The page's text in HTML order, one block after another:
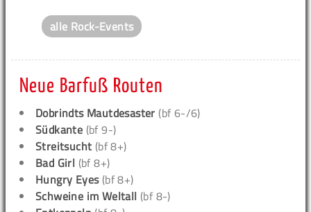
alle Rock-Events
Neue Barfuß Routen
Dobrindts Mautdesaster (bf 6-/6)
Südkante (bf 9-)
Streitsucht (bf 8+)
Bad Girl (bf 8+)
Hungry Eyes(bf 8+)
Schweine im Weltall (bf 8-)